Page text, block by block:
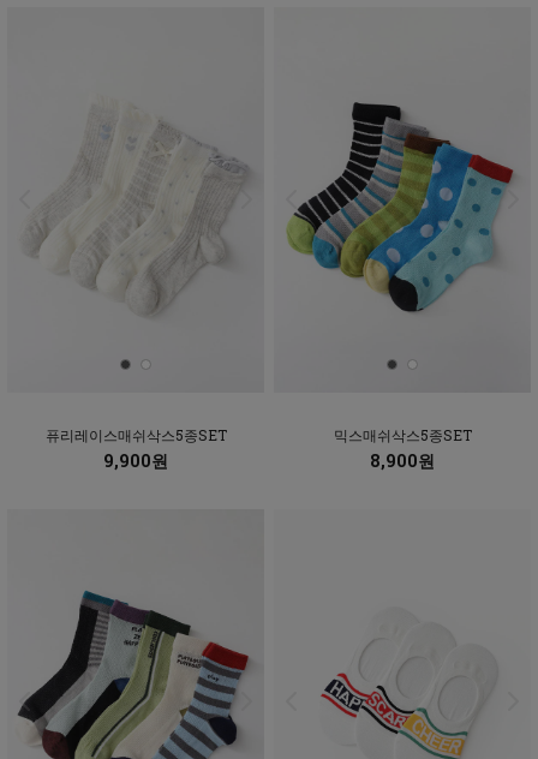
퓨리레이스매쉬삭스5종SET
9,900원
믹스매쉬삭스5종SET
8,900원